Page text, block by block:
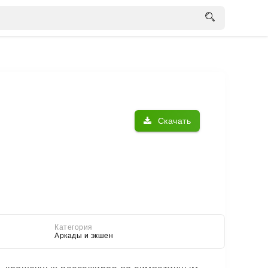
Скачать
Категория
Аркады и экшен